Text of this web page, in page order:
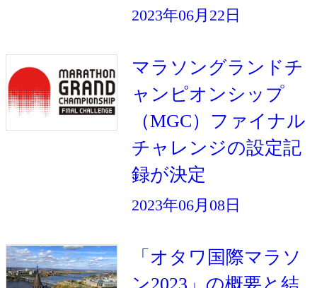
2023年06月22日
マラソングランドチ
ャンピオンシップ
（MGC）ファイナル
チャレンジの設定記
録が決定
2023年06月08日
「オタワ国際マラソ